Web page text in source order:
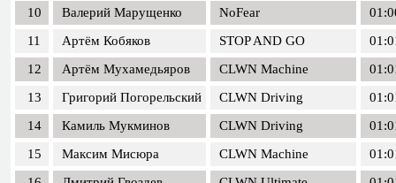
10
Валерий Марущенко NoFear
11
Артём Кобяков STOP AND GO
12
Артём Мухамедьяров CLWN Machine
13
Григорий Погорельский CLWN Driving
14
Камиль Мукминов CLWN Driving
15
Максим Мисюра CLWN Machine